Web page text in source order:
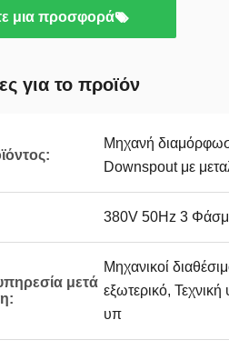
μια προσφορά
για το προϊόν
Μηχανή
Downspout με
380V 50Hz 3
μετά
Μηχανικοί
εξωτερικό, Τεχνική
υπ